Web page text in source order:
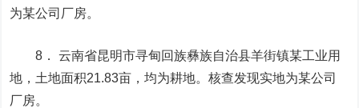
为某公司厂房。
8． 云南省昆明市寻甸回族彝族自治县羊街镇某工业用
地，土地面积21.83亩，均为耕地。核查发现实地为某公司
厂房。